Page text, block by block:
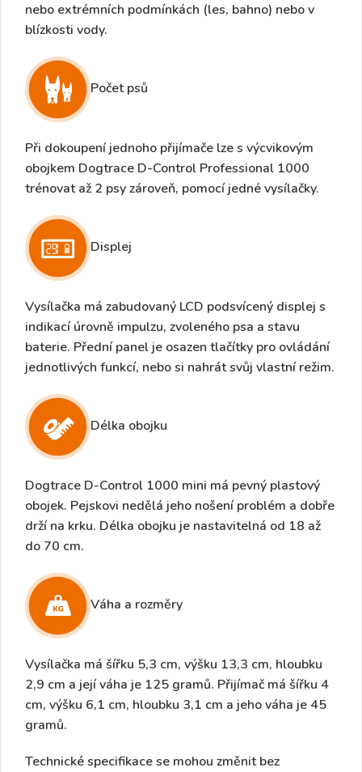
nebo extrémních podmínkách (les, bahno) nebo v
blízkosti vody.
Počet psů
Při dokoupení jednoho přijímače lze s výcvikovým
obojkem Dogtrace D-Control Professional 1000
trénovataž 2 psyzároveň, pomocí jedné vysílačky.
Displej
Vysílačka má zabudovaný LCD podsvícený displej s
indikací úrovně impulzu, zvoleného psa a stavu
baterie. Přední panel je osazen tlačítky pro ovládání
jednotlivých funkcí, nebo si nahrát svůj vlastní režim.
Délka obojku
Dogtrace D-Control 1000 mini má pevný plastový
obojek. Pejskovi nedělá jeho nošení problém a dobře
drží na krku. Délka obojku je nastavitelná od 18 až
do 70 cm.
Váha a rozměry
Vysílačka má šířku 5,3 cm, výšku 13,3 cm, hloubku
2,9 cm a její váha je 125 gramů. Přijímač má šířku 4
cm, výšku 6,1 cm, hloubku 3,1 cm a jeho váha je 45
gramů.
Technické specifikace se mohou změnit bez